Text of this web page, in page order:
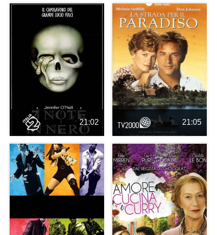
21:02 21:05